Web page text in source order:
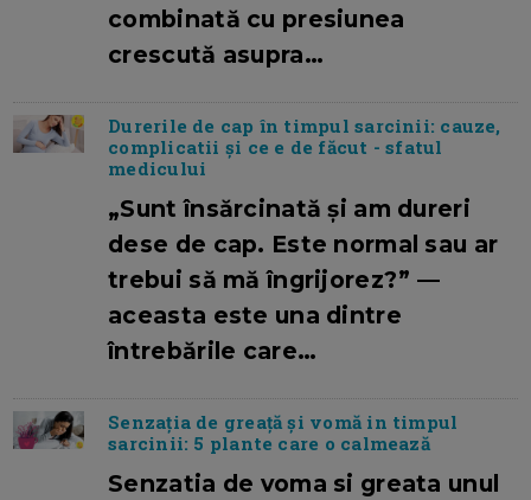
combinată cu presiunea
crescută asupra…
Durerile de cap în timpul sarcinii: cauze,
complicatii și ce e de făcut - sfatul
medicului
„Sunt însărcinată și am dureri
dese de cap. Este normal sau ar
trebui să mă îngrijorez?” —
aceasta este una dintre
întrebările care…
Senzația de greață și vomă in timpul
sarcinii: 5 plante care o calmează
Senzatia de voma si greata unul